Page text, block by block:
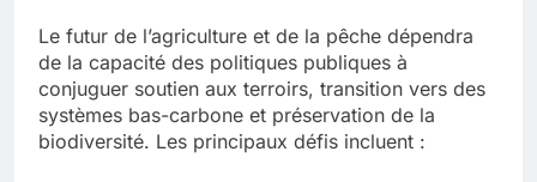
Le futur de l’agriculture et de la pêche dépendra
de la capacité des politiques publiques à
conjuguer soutien aux terroirs, transition vers des
systèmes bas-carbone et préservation de la
biodiversité. Les principaux défis incluent :